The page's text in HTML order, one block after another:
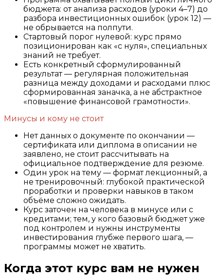
бюджета: от анализа расходов (уроки 4–7) до
разбора инвестиционных ошибок (урок 12) —
не обрывается на полпути.
Стартовый порог нулевой: курс прямо
позиционирован как «с нуля», специальных
знаний не требует.
Есть конкретный сформулированный
результат — регулярная положительная
разница между доходами и расходами плюс
сформированная заначка, а не абстрактное
«повышение финансовой грамотности».
Минусы и кому не стоит
Нет данных о документе по окончании —
сертификата или диплома в описании не
заявлено, не стоит рассчитывать на
официальное подтверждение для резюме.
Один урок на тему — формат лекционный, а
не тренировочный: глубокой практической
проработки и проверки навыков в таком
объёме сложно ожидать.
Курс заточен на человека в минусе или с
кредитами; тем, у кого базовый бюджет уже
под контролем и нужны инструменты
инвестирования глубже первого шага, —
программы может не хватить.
Когда этот курс вам не нужен